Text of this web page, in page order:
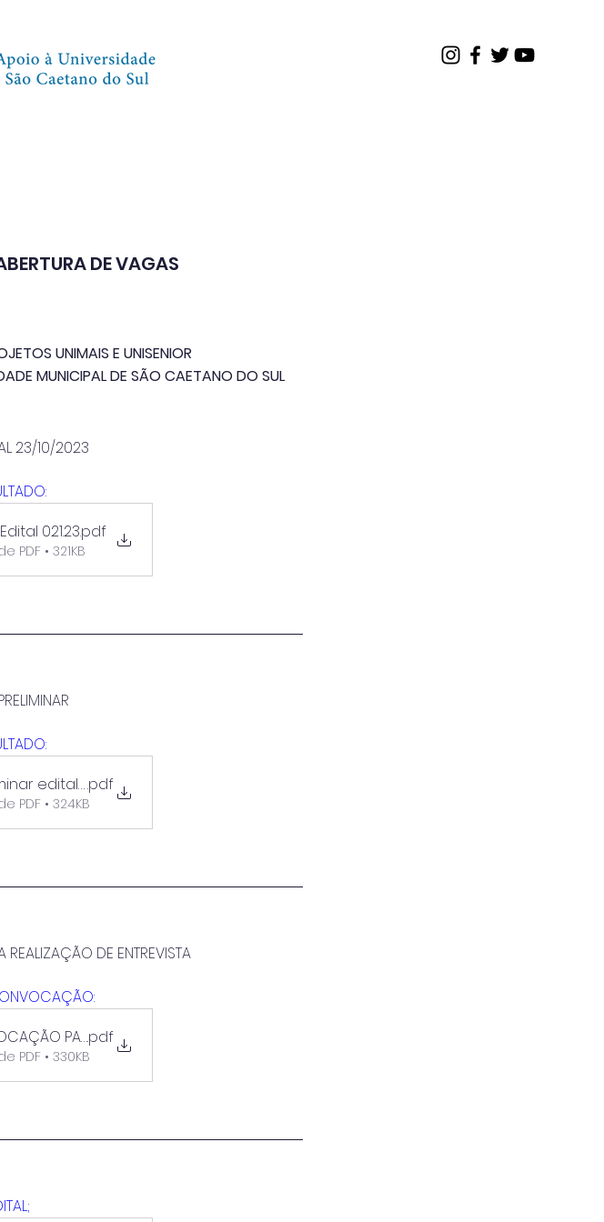
DE VAGAS
UNIMAIS E UNISENIOR
MUNICIPAL DE SÃO CAETANO DO SUL
23/10/2023
021.23.pdf
• 321KB
edital 021.23
.pdf
PDF • 324KB
DE ENTREVISTA
PARA REALIZAÇÃO DE ENTREVISTA
.pdf
PDF • 330KB